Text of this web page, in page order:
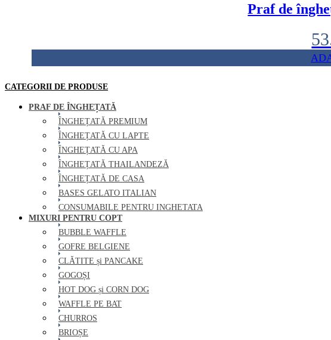
Praf de
CATEGORII DE PRODUSE
PRAF DE ÎNGHEȚATĂ
ÎNGHEȚATĂ PREMIUM
ÎNGHEȚATĂ CU LAPTE
ÎNGHEȚATĂ CU APA
ÎNGHEȚATĂ THAILANDEZĂ
ÎNGHEȚATĂ DE CASA
BASES GELATO ITALIAN
CONSUMABILE PENTRU INGHETATA
MIXURI PENTRU COPT
BUBBLE WAFFLE
GOFRE BELGIENE
CLĂTITE și PANCAKE
GOGOȘI
HOT DOG și CORN DOG
WAFFLE PE BAT
CHURROS
BRIOȘE